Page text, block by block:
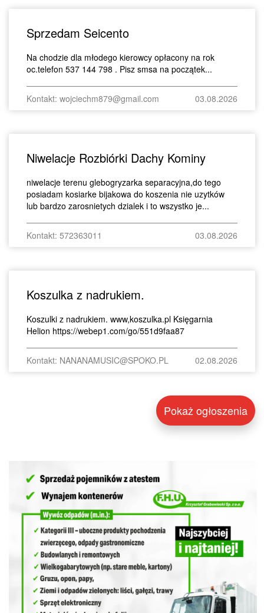
Sprzedam Seicento
Na chodzie dla młodego kierowcy opłacony na rok
oc.telefon 537 144 798 . Pisz smsa na początek...
Kontakt: wojciechm879@gmail.com 03.08.2026
Niwelacje Rozbiórki Dachy Kominy
niwelacje terenu glebogryzarka separacyjna,do tego
posiadam kosiarke bijakowa do koszenia nie uzytków
lub bardzo zarosnietych dzialek i to wszystko je...
Kontakt: 572363011 03.08.2026
Koszulka z nadrukiem.
Koszulki z nadrukiem. www,koszulka.pl Księgarnia
Helion https://webep1.com/go/551d9faa87
Kontakt: NANANAMUSIC@SPOKO.PL 02.08.2026
Pokaż ogłoszenia